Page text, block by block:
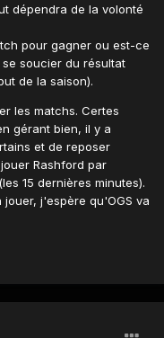
dépendra de la volonté
pour gagner ou est-ce
soucier du résultat
de la saison).
les matchs. Certes
gérant bien, il y a
et de reposer
Rashford par
15 dernières minutes).
j'espère qu'OGS va